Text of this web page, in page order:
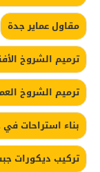
مقاول عماير جدة
ترميم الشروخ
ترميم الشروخ
بناء استراحات
تركيب ديكورات